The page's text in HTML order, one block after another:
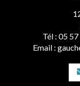
Tél : 05
Email :